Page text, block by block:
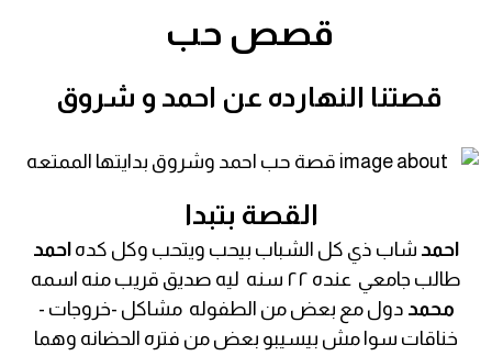
قصص حب
قصتنا النهارده عن احمد و شروق
القصة بتبدا
احمد شاب ذي كل الشباب بيحب ويتحب وكل كده احمد
طالب جامعي عنده ٢٢ سنه ليه صديق قريب منه اسمه
محمد دول مع بعض من الطفوله مشاكل -خروجات -
خناقات سوا مش بيسيبو بعض من فتره الحضانه وهما